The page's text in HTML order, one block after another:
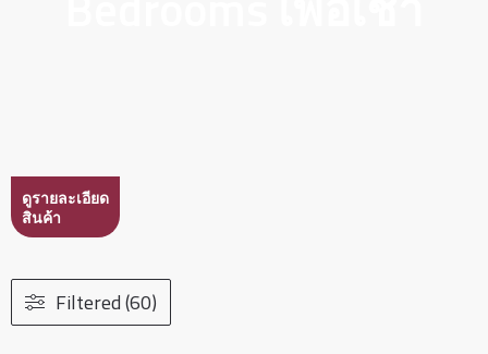
ดูรายละเอียด
สินค้า
Filtered (60)